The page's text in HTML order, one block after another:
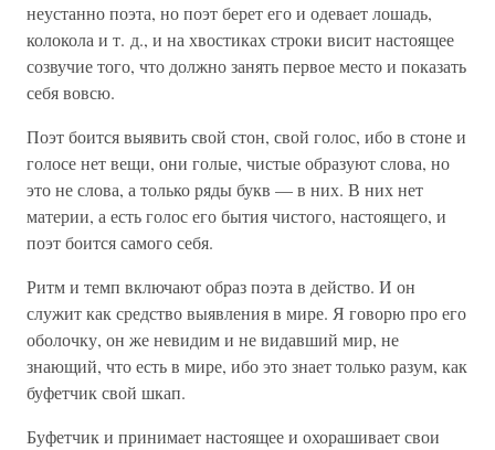
неустанно поэта, но поэт берет его и одевает лошадь,
колокола и т. д., и на хвостиках строки висит настоящее
созвучие того, что должно занять первое место и показать
себя вовсю.
Поэт боится выявить свой стон, свой голос, ибо в стоне и
голосе нет вещи, они голые, чистые образуют слова, но
это не слова, а только ряды букв — в них. В них нет
материи, а есть голос его бытия чистого, настоящего, и
поэт боится самого себя.
Ритм и темп включают образ поэта в действо. И он
служит как средство выявления в мире. Я говорю про его
оболочку, он же невидим и не видавший мир, не
знающий, что есть в мире, ибо это знает только разум, как
буфетчик свой шкап.
Буфетчик и принимает настоящее и охорашивает свои